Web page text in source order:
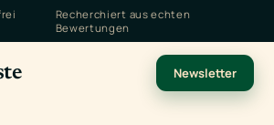
Recherchiert aus echten
Bewertungen
Newsletter